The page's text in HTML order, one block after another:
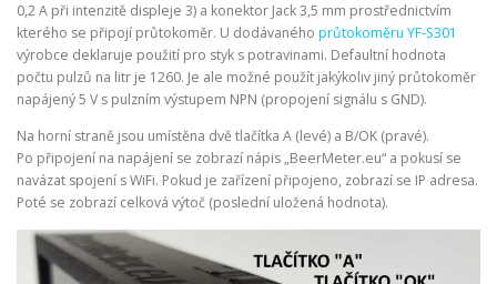
0,2 A při intenzitě displeje 3) a konektor Jack 3,5 mm prostřednictvím
kterého se připojí průtokoměr. U dodávaného průtokoměru YF-S301
výrobce deklaruje použití pro styk s potravinami. Defaultní hodnota
počtu pulzů na litr je 1260. Je ale možné použít jakýkoliv jiný průtokoměr
napájený 5 V s pulzním výstupem NPN (propojení signálu s GND).
Na horní straně jsou umístěna dvě tlačítka A (levé) a B/OK (pravé).
Po připojení na napájení se zobrazí nápis „BeerMeter.eu“ a pokusí se
navázat spojení s WiFi. Pokud je zařízení připojeno, zobrazí se IP adresa.
Poté se zobrazí celková výtoč (poslední uložená hodnota).